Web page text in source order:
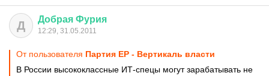
Д Добрая Фурия
12:29, 31.05.2011
От пользователя Партия ЕР - Вертикаль власти
В России высококлассные ИТ-спецы могут зарабатывать не